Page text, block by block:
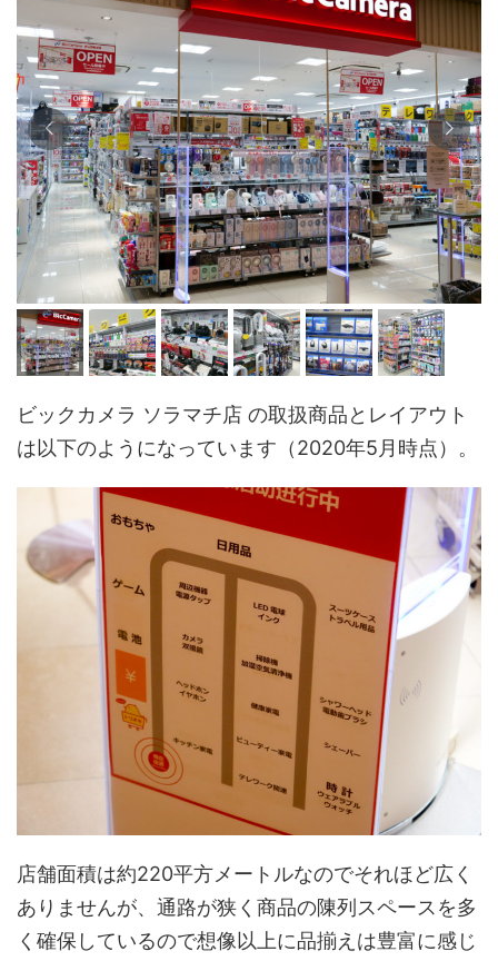
ビックカメラ ソラマチ店 の取扱商品とレイアウト
は以下のようになっています（2020年5月時点）。
店舗面積は約220平方メートルなのでそれほど広く
ありませんが、通路が狭く商品の陳列スペースを多
く確保しているので想像以上に品揃えは豊富に感じ